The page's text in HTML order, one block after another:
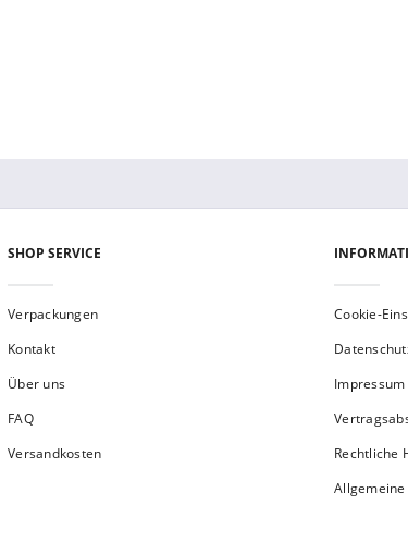
SHOP SERVICE
Verpackungen
Kontakt
Über uns
FAQ
Versandkosten
Cookie-
Impressum
Rechtliche